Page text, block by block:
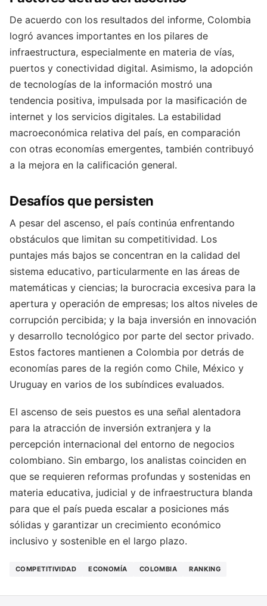
De acuerdo con los resultados del informe, Colombia
logró avances importantes en los pilares de
infraestructura, especialmente en materia de vías,
puertos y conectividad digital. Asimismo, la adopción
de tecnologías de la información mostró una
tendencia positiva, impulsada por la masificación de
internet y los servicios digitales. La estabilidad
macroeconómica relativa del país, en comparación
con otras economías emergentes, también contribuyó
a la mejora en la calificación general.
Desafíos que persisten
A pesar del ascenso, el país continúa enfrentando
obstáculos que limitan su competitividad. Los
puntajes más bajos se concentran en la calidad del
sistema educativo, particularmente en las áreas de
matemáticas y ciencias; la burocracia excesiva para la
apertura y operación de empresas; los altos niveles de
corrupción percibida; y la baja inversión en innovación
y desarrollo tecnológico por parte del sector privado.
Estos factores mantienen a Colombia por detrás de
economías pares de la región como Chile, México y
Uruguay en varios de los subíndices evaluados.
El ascenso de seis puestos es una señal alentadora
para la atracción de inversión extranjera y la
percepción internacional del entorno de negocios
colombiano. Sin embargo, los analistas coinciden en
que se requieren reformas profundas y sostenidas en
materia educativa, judicial y de infraestructura blanda
para que el país pueda escalar a posiciones más
sólidas y garantizar un crecimiento económico
inclusivo y sostenible en el largo plazo.
COMPETITIVIDAD ECONOMÍA COLOMBIA RANKING